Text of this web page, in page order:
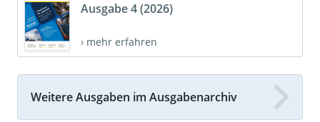
Ausgabe 4 (2026)
› mehr erfahren
Weitere Ausgaben im Ausgabenarchiv